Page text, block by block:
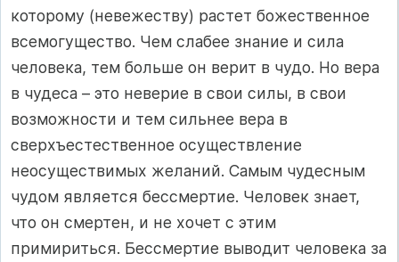
которому (невежеству) растет божественное
всемогущество. Чем слабее знание и сила
человека, тем больше он верит в чудо. Но вера
в чудеса – это неверие в свои силы, в свои
возможности и тем сильнее вера в
сверхъестественное осуществление
неосуществимых желаний. Самым чудесным
чудом является бессмертие. Человек знает,
что он смертен, и не хочет с этим
примириться. Бессмертие выводит человека за